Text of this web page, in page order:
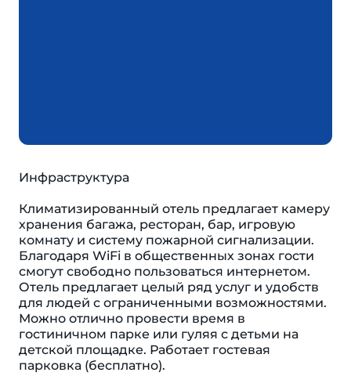
Инфраструктура
Климатизированный отель предлагает камеру
хранения багажа, ресторан, бар, игровую
комнату и систему пожарной сигнализации.
Благодаря WiFi в общественных зонах гости
смогут свободно пользоваться интернетом.
Отель предлагает целый ряд услуг и удобств
для людей с ограниченными возможностями.
Можно отлично провести время в
гостиничном парке или гуляя с детьми на
детской площадке. Работает гостевая
парковка (бесплатно).